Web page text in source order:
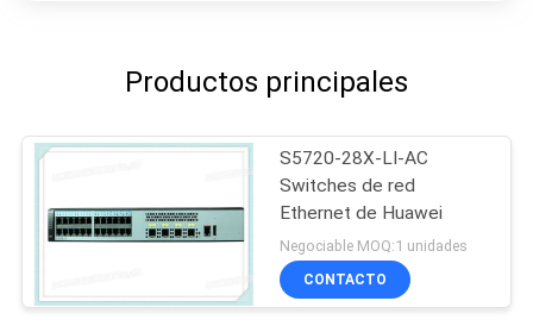
Productos principales
S5720-28X-LI-AC
Switches de red
Ethernet de Huawei
Negociable MOQ:1 unidades
CONTACTO